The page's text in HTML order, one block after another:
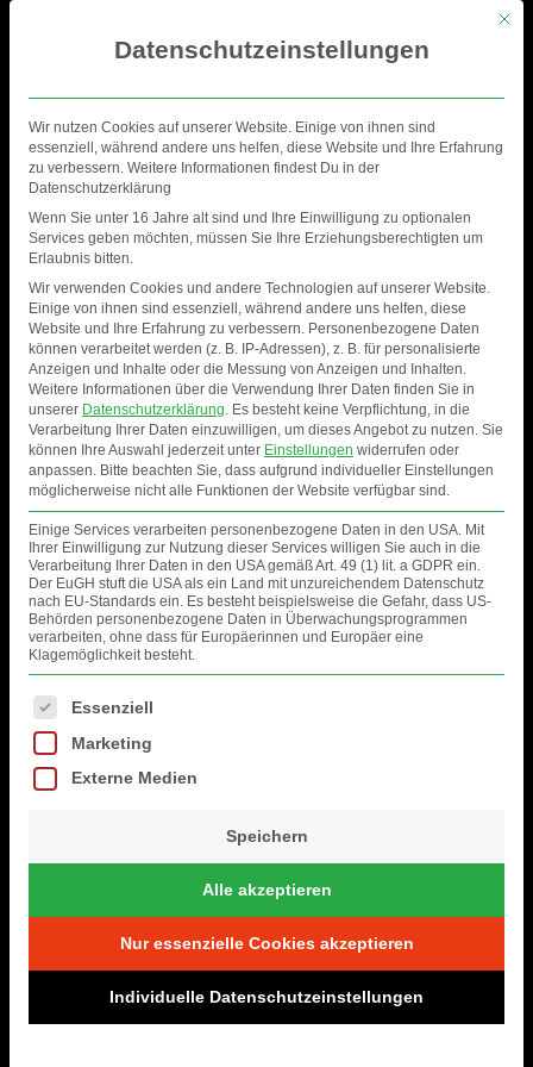
DISCLAIMER & AGB
Mit
Datenschutzeinstellungen
Wir nutzen Cookies auf unserer Website. Einige von ihnen sind
essenziell, während andere uns helfen, diese Website und Ihre Erfahrung
zu verbessern. Weitere Informationen findest Du in der
Datenschutzerklärung
Wenn Sie unter 16 Jahre alt sind und Ihre Einwilligung zu optionalen
Services geben möchten, müssen Sie Ihre Erziehungsberechtigten um
Erlaubnis bitten.
Wir verwenden Cookies und andere Technologien auf unserer Website.
Einige von ihnen sind essenziell, während andere uns helfen, diese
Website und Ihre Erfahrung zu verbessern. Personenbezogene Daten
können verarbeitet werden (z. B. IP-Adressen), z. B. für personalisierte
Anzeigen und Inhalte oder die Messung von Anzeigen und Inhalten.
Weitere Informationen über die Verwendung Ihrer Daten finden Sie in
unserer Datenschutzerklärung. Es besteht keine Verpflichtung, in die
Verarbeitung Ihrer Daten einzuwilligen, um dieses Angebot zu nutzen. Sie
können Ihre Auswahl jederzeit unter Einstellungen widerrufen oder
anpassen. Bitte beachten Sie, dass aufgrund individueller Einstellungen
möglicherweise nicht alle Funktionen der Website verfügbar sind.
Einige Services verarbeiten personenbezogene Daten in den USA. Mit
Ihrer Einwilligung zur Nutzung dieser Services willigen Sie auch in die
Verarbeitung Ihrer Daten in den USA gemäß Art. 49 (1) lit. a GDPR ein.
Der EuGH stuft die USA als ein Land mit unzureichendem Datenschutz
nach EU-Standards ein. Es besteht beispielsweise die Gefahr, dass US-
Behörden personenbezogene Daten in Überwachungsprogrammen
verarbeiten, ohne dass für Europäerinnen und Europäer eine
Klagemöglichkeit besteht.
Es folgt eine Liste der Service-Gruppen, für die eine Einwilligung erteilt
Essenziell
Marketing
Externe Medien
Speichern
Alle akzeptieren
Nur essenzielle Cookies akzeptieren
Individuelle Datenschutzeinstellungen